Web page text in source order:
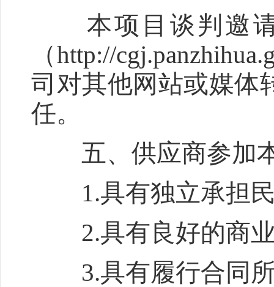
本项目谈判邀请
（http://
司对其他网站或媒体
任。
五、供应商参加本
1.具有独立承担民
2.具有良好的商业
3.具有履行合同所